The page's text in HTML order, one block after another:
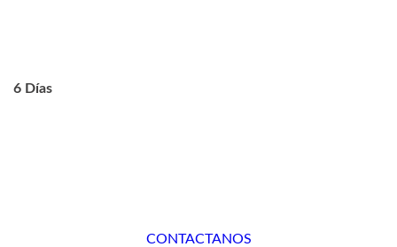
6 Días
CONTACTANOS